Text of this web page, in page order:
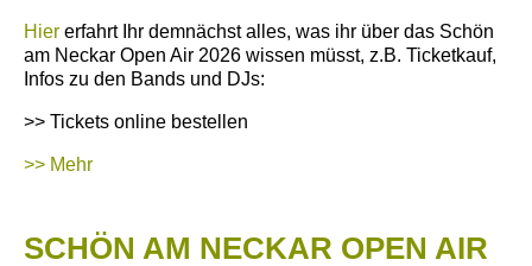
Hier erfahrt Ihr demnächst alles, was ihr über das Schön
am Neckar Open Air 2026 wissen müsst, z.B. Ticketkauf,
Infos zu den Bands und DJs:
>> Tickets online bestellen
>> Mehr
SCHÖN AM NECKAR OPEN AIR